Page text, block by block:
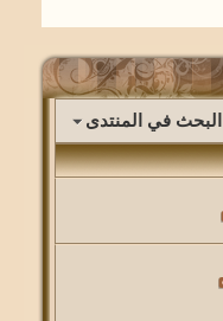
البحث في المنتدى